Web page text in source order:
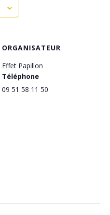
ORGANISATEUR
Effet Papillon
Téléphone
09 51 58 11 50